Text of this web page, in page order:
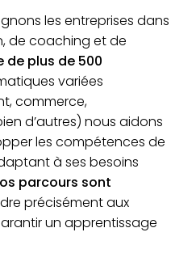
les entreprises dans
de coaching et de
de plus de 500
variées
commerce,
d’autres) nous aidons
les compétences de
à ses besoins
parcours sont
précisément aux
un apprentissage